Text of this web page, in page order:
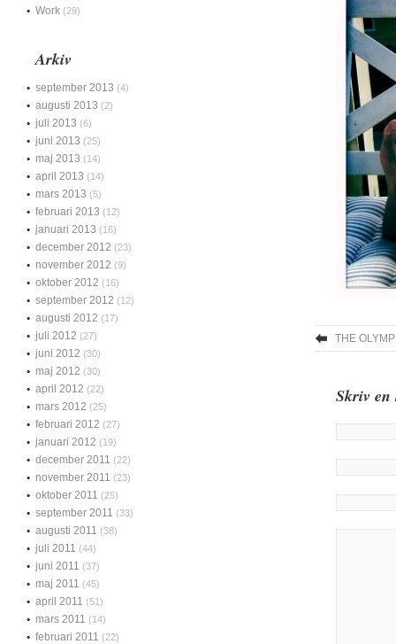
THE
Skriv en
Work (29)
Arkiv
september 2013 (4)
augusti 2013 (2)
juli 2013 (6)
juni 2013 (25)
maj 2013 (14)
april 2013 (14)
mars 2013 (5)
februari 2013 (12)
januari 2013 (16)
december 2012 (23)
november 2012 (9)
oktober 2012 (16)
september 2012 (12)
augusti 2012 (17)
juli 2012 (27)
juni 2012 (30)
maj 2012 (30)
april 2012 (22)
mars 2012 (25)
februari 2012 (27)
januari 2012 (19)
december 2011 (22)
november 2011 (23)
oktober 2011 (25)
september 2011 (33)
augusti 2011 (38)
juli 2011 (44)
juni 2011 (37)
maj 2011 (45)
april 2011 (51)
mars 2011 (14)
februari 2011 (22)